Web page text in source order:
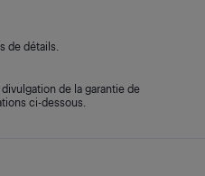
de détails.
de la garantie de
ci-dessous.